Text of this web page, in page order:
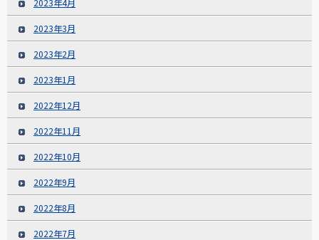
2023年4月
2023年3月
2023年2月
2023年1月
2022年12月
2022年11月
2022年10月
2022年9月
2022年8月
2022年7月